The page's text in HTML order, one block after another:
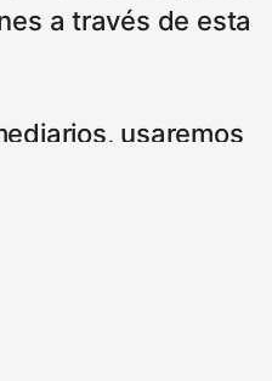
a través de esta
usaremos